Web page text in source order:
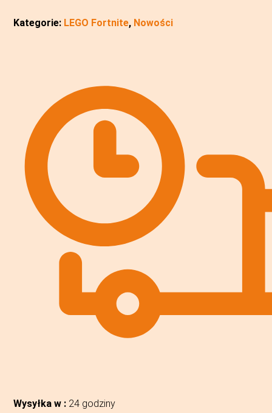
Kategorie: LEGO Fortnite, Nowości
Wysyłka w : 24 godziny